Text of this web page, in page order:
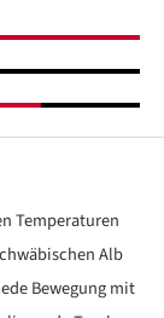
Temperaturen
Alb
Bewegung mit